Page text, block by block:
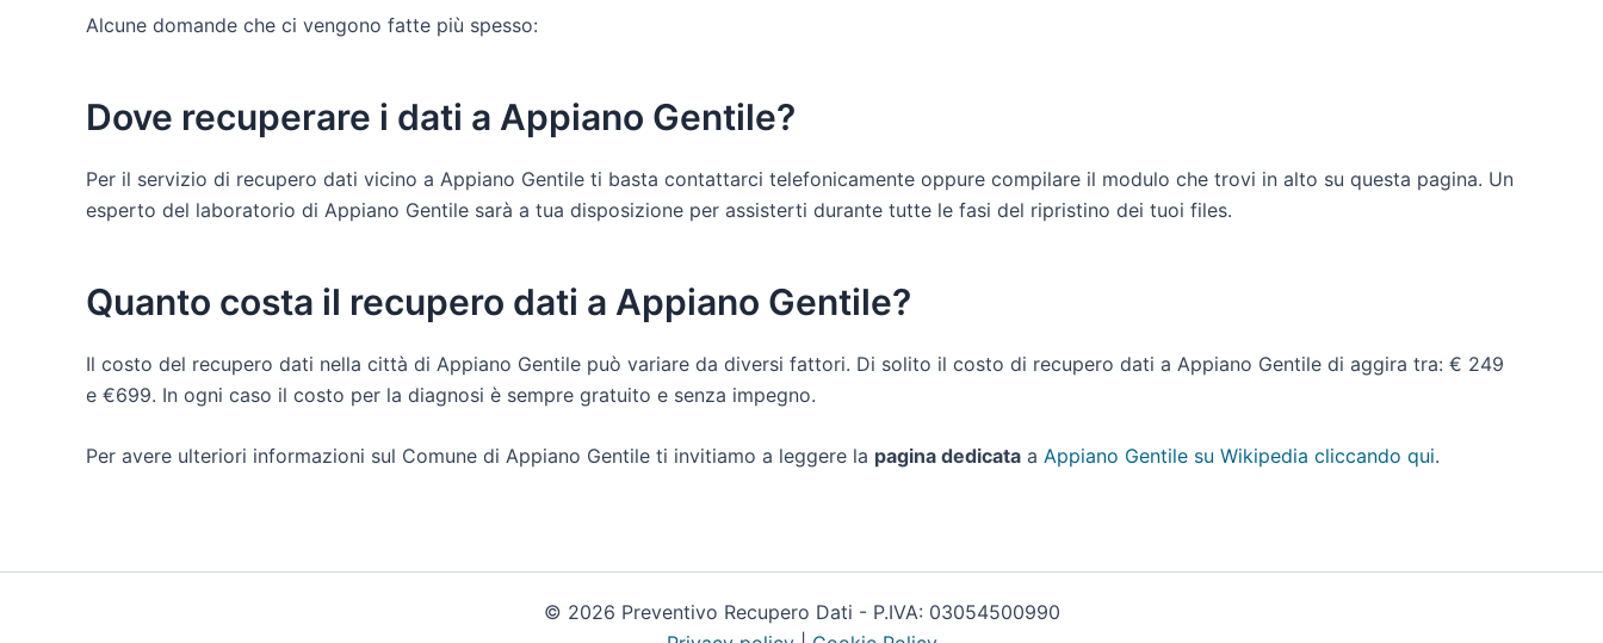
Alcune domande che ci vengono fatte più spesso:
Dove recuperare i dati a Appiano Gentile?
Per il servizio di recupero dati vicino a Appiano Gentile ti basta contattarci telefonicamente oppure compilare il modulo che trovi in alto su questa pagina. Un
esperto del laboratorio di Appiano Gentile sarà a tua disposizione per assisterti durante tutte le fasi del ripristino dei tuoi files.
Quanto costa il recupero dati a Appiano Gentile?
Il costo del recupero dati nella città di Appiano Gentile può variare da diversi fattori. Di solito il costo di recupero dati a Appiano Gentile di aggira tra: € 249
e €699. In ogni caso il costo per la diagnosi è sempre gratuito e senza impegno.
Per avere ulteriori informazioni sul Comune di Appiano Gentile ti invitiamo a leggere la pagina dedicata a Appiano Gentile su Wikipedia cliccando qui.
© 2026 Preventivo Recupero Dati - P.IVA: 03054500990